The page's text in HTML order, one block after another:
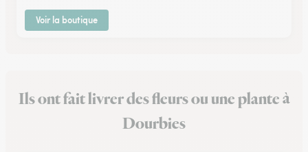
Voir la boutique
Ils ont fait livrer des fleurs ou une plante à
Dourbies